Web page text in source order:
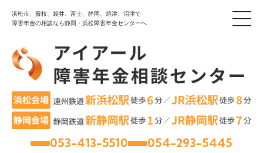
浜松市、藤枝、袋井、富士、静岡、焼津、沼津で
障害年金の相談なら静岡・浜松障害年金センターへ
053-413-5510 054-293-5445